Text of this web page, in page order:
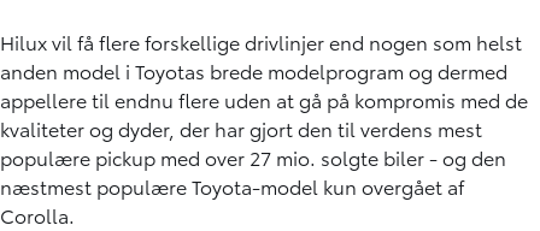
Hilux vil få flere forskellige drivlinjer end nogen som helst
anden model i Toyotas brede modelprogram og dermed
appellere til endnu flere uden at gå på kompromis med de
kvaliteter og dyder, der har gjort den til verdens mest
populære pickup med over 27 mio. solgte biler - og den
næstmest populære Toyota-model kun overgået af
Corolla.